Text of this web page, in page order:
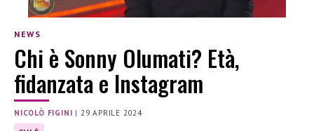
NEWS
Chi è Sonny Olumati? Età,
fidanzata e Instagram
NICOLÒ FIGINI | 29 APRILE 2024